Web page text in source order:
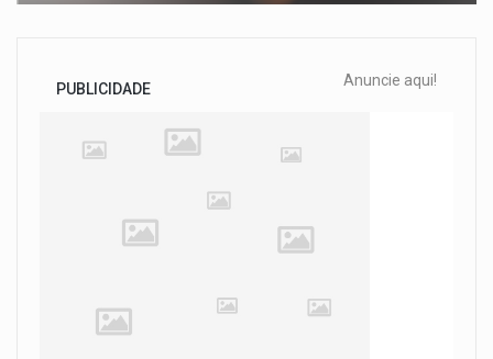
PUBLICIDADE Anuncie aqui!